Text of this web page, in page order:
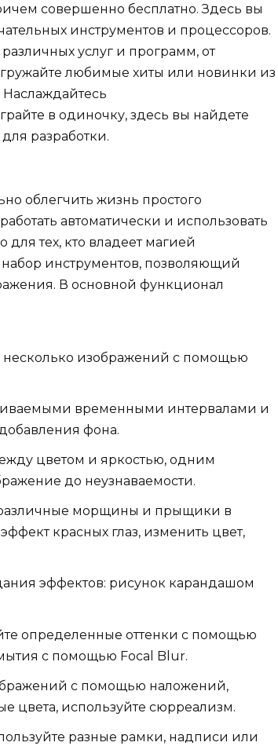
совершенно бесплатно. Здесь вы
инструментов и процессоров.
услуг и программ, от
любимые хиты или новинки из
Наслаждайтесь
в одиночку, здесь вы найдете
разработки.
облегчить жизнь простого
автоматически и использовать
тех, кто владеет магией
инструментов, позволяющий
В основной функционал
изображений с помощью
временными интервалами и
фона.
цветом и яркостью, одним
до неузнаваемости.
различные морщины и прыщики в
красных глаз, изменить цвет,
эффектов: рисунок карандашом
определенные оттенки с помощью
с помощью Focal Blur.
с помощью наложений,
цвета, используйте сюрреализм.
разные рамки, надписи или